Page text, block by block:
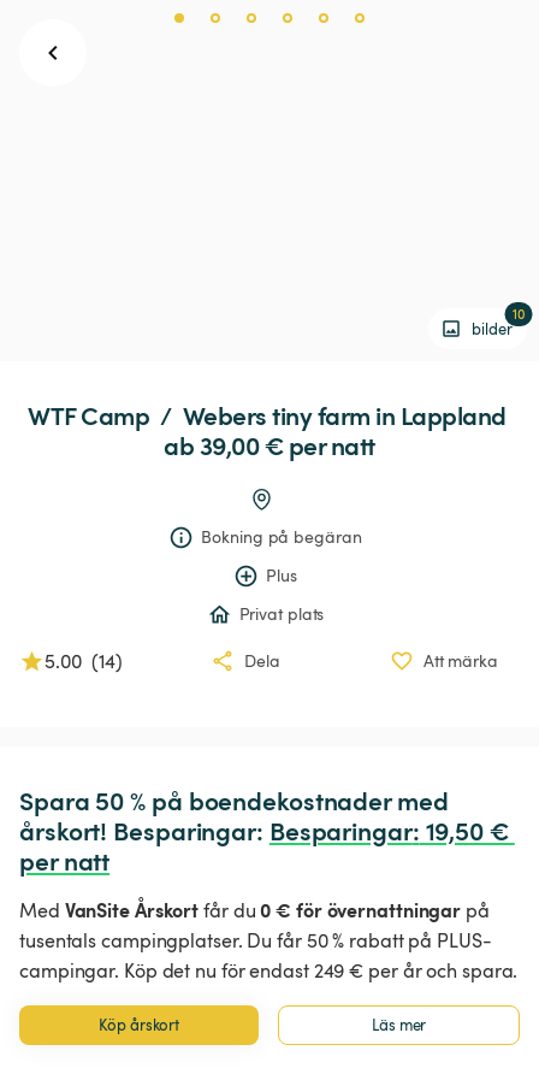
bilder
10
WTFCamp / Weberstinyfarm in Lappland
ab 39,00 € per natt
Bokning på begäran
Plus
Privat plats
5.00 (14) Dela Att märka
Spara 50 % på boendekostnader med
årskort! Besparingar: Besparingar: 19,50 €
per natt
Med VanSite Årskortfår du0 € för övernattningar på
tusentals campingplatser. Du får 50 % rabatt på PLUS-
campingar. Köp det nu för endast 249 € per år och spara.
Köp årskort Läs mer